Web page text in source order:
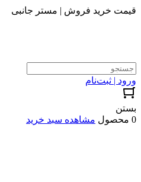
قیمت خرید فروش | مستر جانبی
ورود | ثبت‌نام
بستن
0 محصول
مشاهده سبد خرید